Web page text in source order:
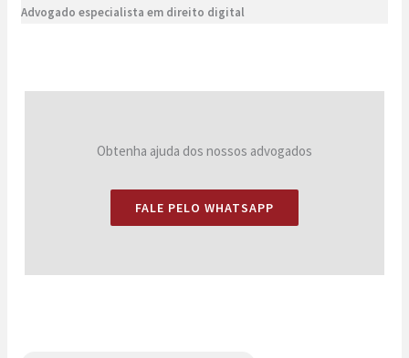
Advogado especialista em direito digital
Obtenha ajuda dos nossos advogados
FALE PELO WHATSAPP